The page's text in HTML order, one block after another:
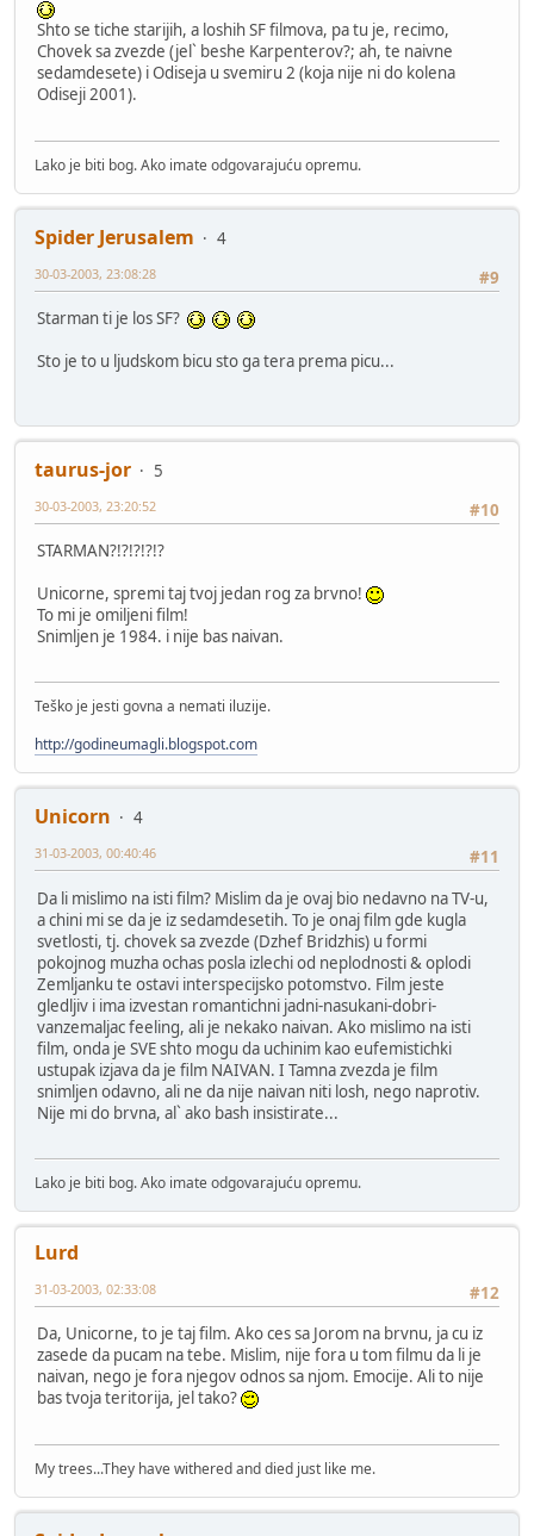
Shto se tiche starijih, a loshih SF filmova, pa tu je, recimo,
Chovek sa zvezde (jel` beshe Karpenterov?; ah, te naivne
sedamdesete) i Odiseja u svemiru 2 (koja nije ni do kolena
Odiseji 2001).
Lako je biti bog. Ako imate odgovarajuću opremu.
Spider Jerusalem
4
#9
30-03-2003, 23:08:28
Starman ti je los SF?
Sto je to u ljudskom bicu sto ga tera prema picu...
taurus-jor
5
#10
30-03-2003, 23:20:52
STARMAN?!?!?!?!?
Unicorne, spremi taj tvoj jedan rog za brvno!
To mi je omiljeni film!
Snimljen je 1984. i nije bas naivan.
Teško je jesti govna a nemati iluzije.
http://godineumagli.blogspot.com
Unicorn
4
#11
31-03-2003, 00:40:46
Da li mislimo na isti film? Mislim da je ovaj bio nedavno na TV-u,
a chini mi se da je iz sedamdesetih. To je onaj film gde kugla
svetlosti, tj. chovek sa zvezde (Dzhef Bridzhis) u formi
pokojnog muzha ochas posla izlechi od neplodnosti & oplodi
Zemljanku te ostavi interspecijsko potomstvo. Film jeste
gledljiv i ima izvestan romantichni jadni-nasukani-dobri-
vanzemaljac feeling, ali je nekako naivan. Ako mislimo na isti
film, onda je SVE shto mogu da uchinim kao eufemistichki
ustupak izjava da je film NAIVAN. I Tamna zvezda je film
snimljen odavno, ali ne da nije naivan niti losh, nego naprotiv.
Nije mi do brvna, al` ako bash insistirate...
Lako je biti bog. Ako imate odgovarajuću opremu.
Lurd
#12
31-03-2003, 02:33:08
Da, Unicorne, to je taj film. Ako ces sa Jorom na brvnu, ja cu iz
zasede da pucam na tebe. Mislim, nije fora u tom filmu da li je
naivan, nego je fora njegov odnos sa njom. Emocije. Ali to nije
bas tvoja teritorija, jel tako?
My trees...They have withered and died just like me.